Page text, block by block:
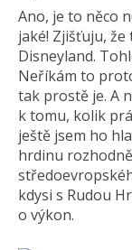
Ano, je to něco
jaké! Zjišťuju, že
Disneyland.
Neříkám to
tak prostě je. A
k tomu, kolik
ještě jsem ho
hrdinu
kdysi s Rudou
o výkon.